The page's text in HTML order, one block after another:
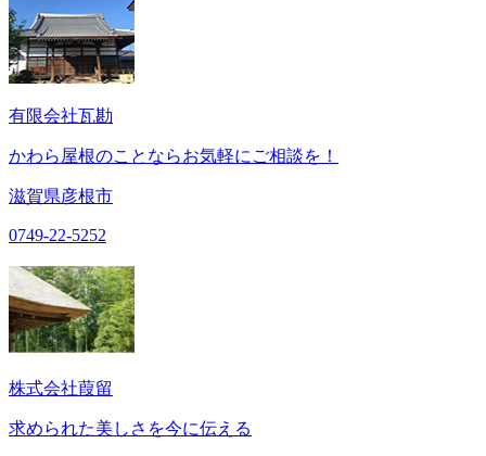
有限会社瓦勘
かわら屋根のことならお気軽にご相談を！
滋賀県彦根市
0749-22-5252
株式会社葭留
求められた美しさを今に伝える